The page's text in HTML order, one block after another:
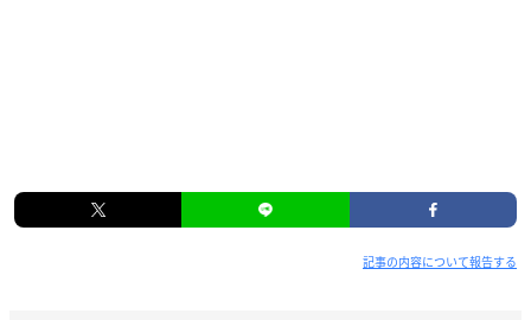
記事の内容について報告する